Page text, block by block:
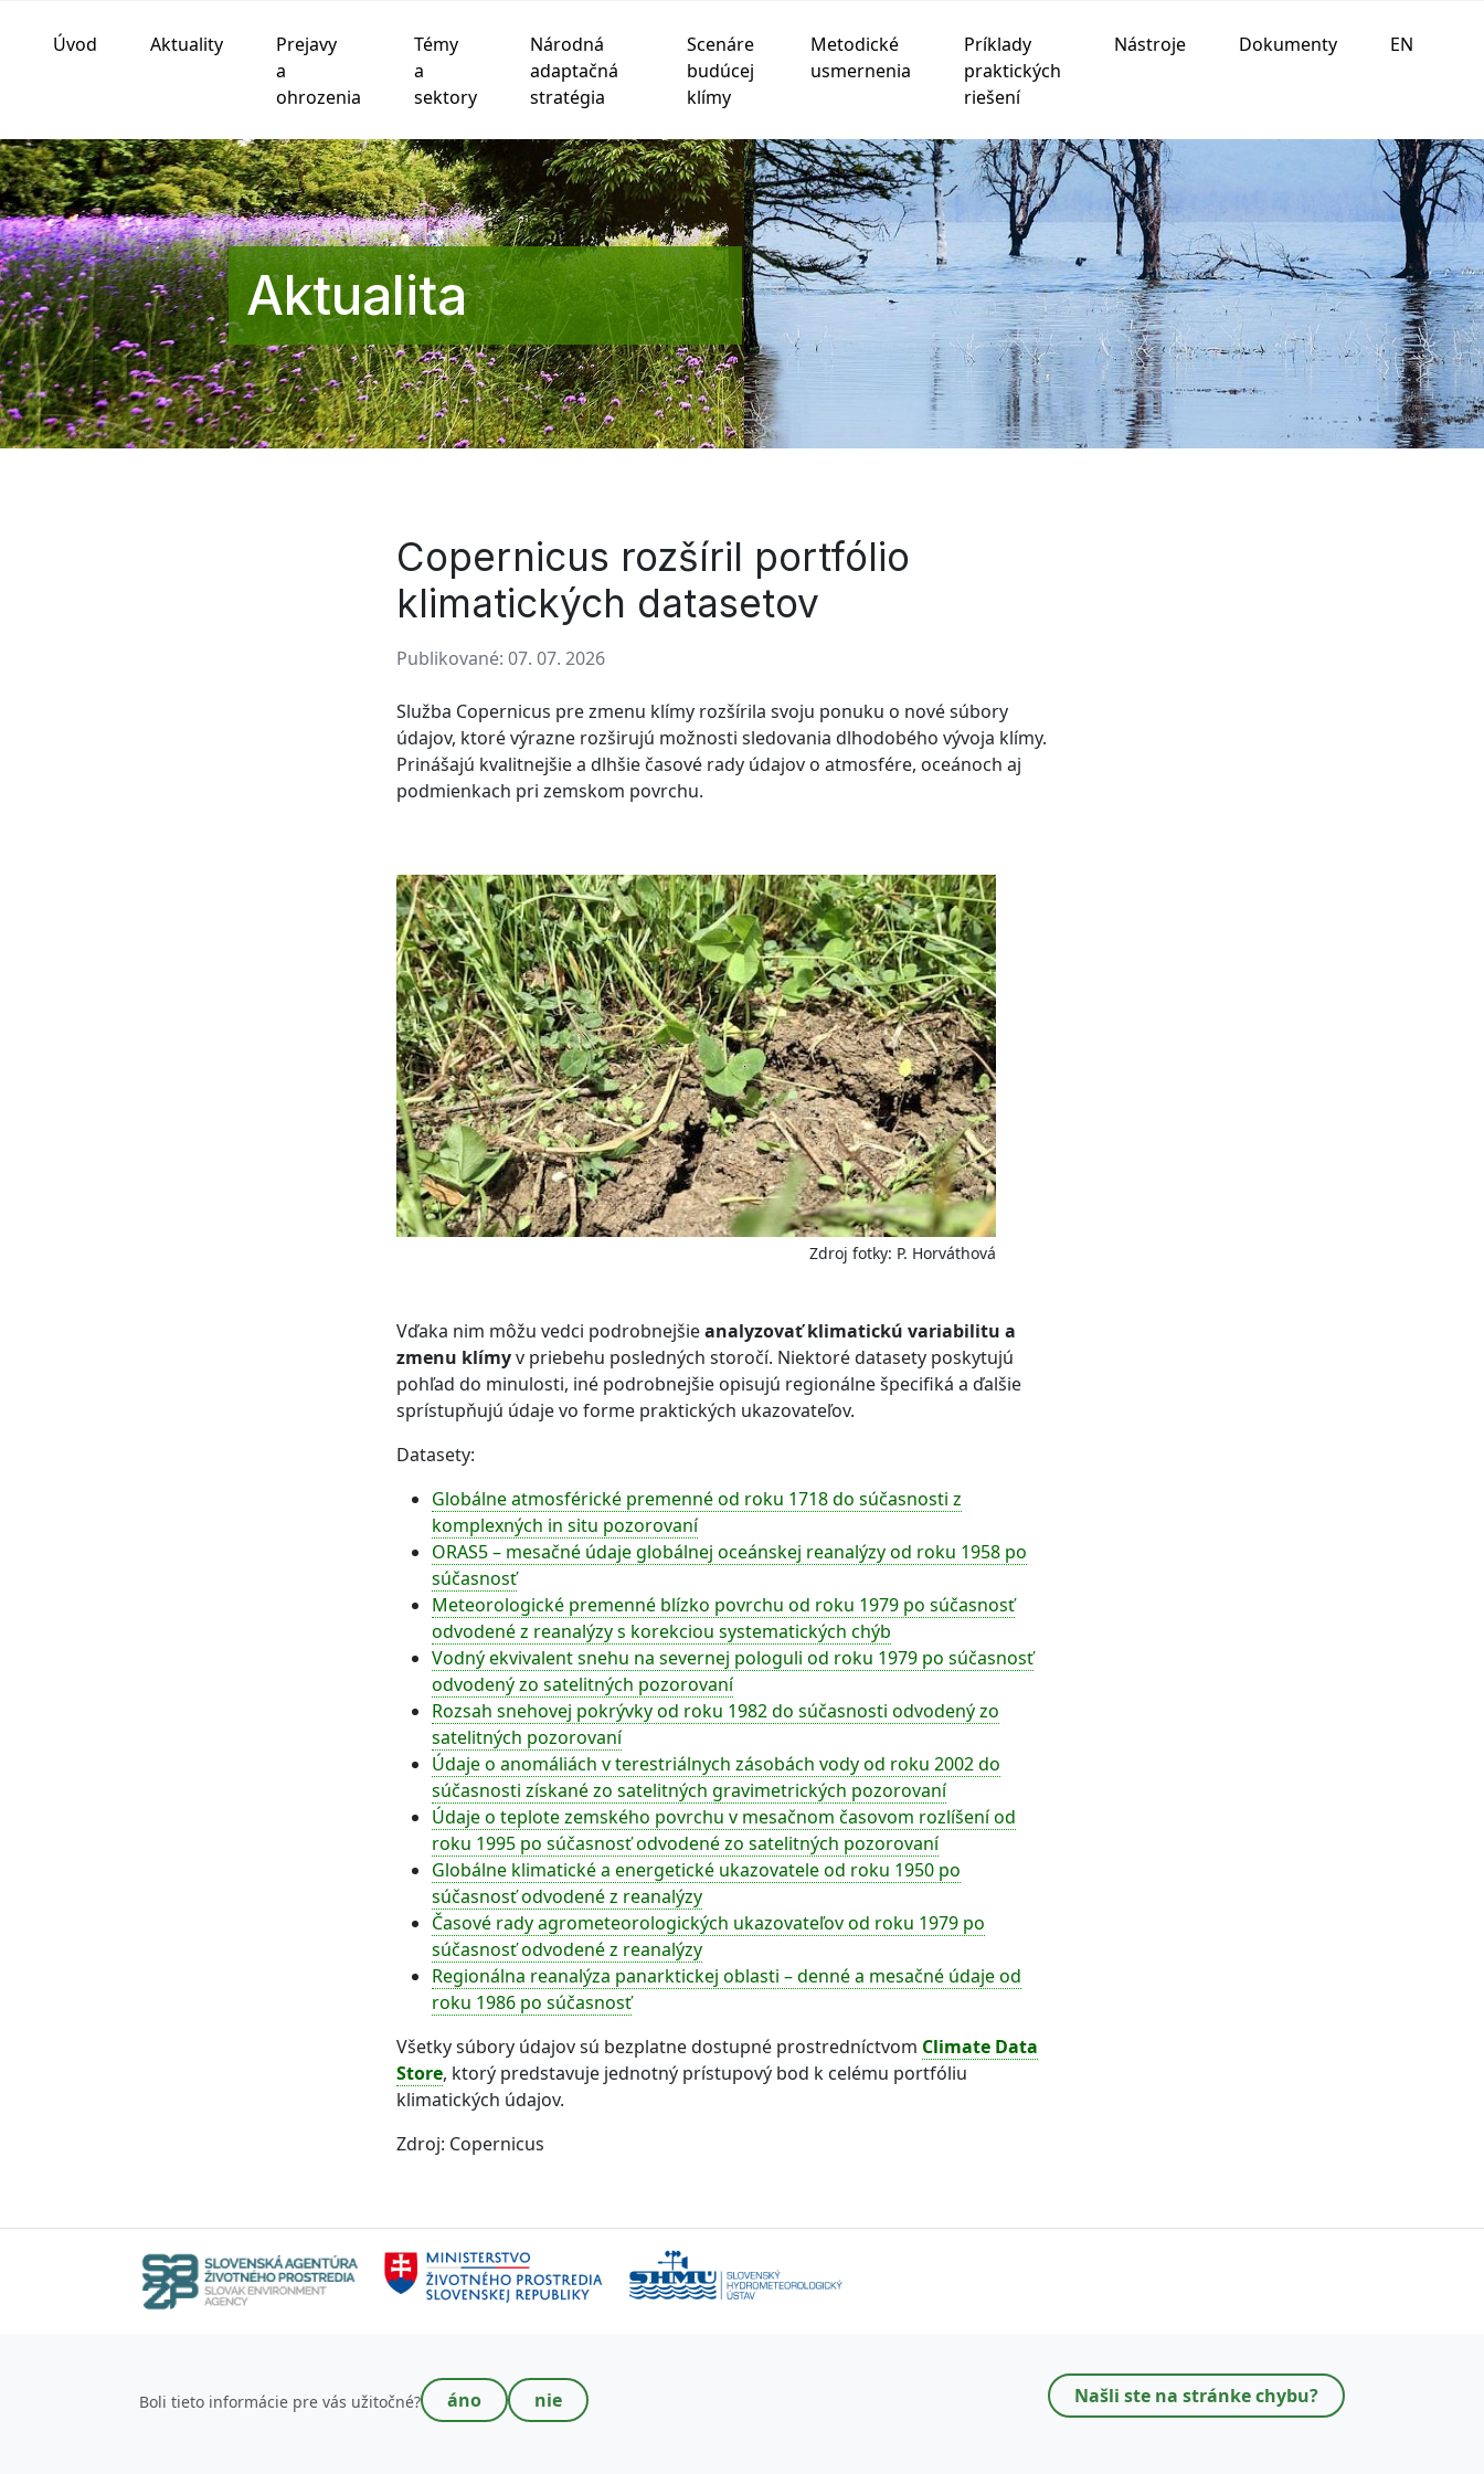
Používame cookies
funkčnosti webovej stránky,pre lepší zážitok na webe na meranie vášho záujmu o naše produkty a služby a na prispôsobenie marketingových interakcií
zobrazovanie reklám ktoré sú pre vás relevantnejšie.
Súhlasím Odmietam Zmeniť moje nastavenia
Úvod Aktuality
Prejavy
a
ohrozenia
Témy
a
sektory
Národná
adaptačná
stratégia
Scenáre
budúcej
klímy
Metodické
usmernenia
Príklady
praktických
riešení
Nástroje Dokumenty EN
Aktualita
Copernicus rozšíril portfólio
klimatických datasetov
Publikované: 07. 07. 2026
Služba Copernicus pre zmenu klímy rozšírila svoju ponuku o nové súbory
údajov, ktoré výrazne rozširujú možnosti sledovania dlhodobého vývoja klímy.
Prinášajú kvalitnejšie a dlhšie časové rady údajov o atmosfére, oceánoch aj
podmienkach pri zemskom povrchu.
Zdroj fotky: P. Horváthová
Vďaka nim môžu vedci podrobnejšieanalyzovať klimatickú variabilitu a
zmenu klímyv priebehu posledných storočí. Niektoré datasety poskytujú
pohľad do minulosti, iné podrobnejšie opisujú regionálne špecifiká a ďalšie
sprístupňujú údaje vo forme praktických ukazovateľov.
Datasety:
Globálne atmosférické premenné od roku 1718 do súčasnosti z
komplexných in situ pozorovaní
ORAS5 – mesačné údaje globálnej oceánskej reanalýzy od roku 1958 po
súčasnosť
Meteorologické premenné blízko povrchu od roku 1979 po súčasnosť
odvodené z reanalýzy s korekciou systematických chýb
Vodný ekvivalent snehu na severnej pologuli od roku 1979 po súčasnosť
odvodený zo satelitných pozorovaní
Rozsah snehovej pokrývky od roku 1982 do súčasnosti odvodený zo
satelitných pozorovaní
Údaje o anomáliách v terestriálnych zásobách vody od roku 2002 do
súčasnosti získané zo satelitných gravimetrických pozorovaní
Údaje o teplote zemského povrchu v mesačnom časovom rozlíšení od
roku 1995 po súčasnosť odvodené zo satelitných pozorovaní
Globálne klimatické a energetické ukazovatele od roku 1950 po
súčasnosť odvodené z reanalýzy
Časové rady agrometeorologických ukazovateľov od roku 1979 po
súčasnosť odvodené z reanalýzy
Regionálna reanalýza panarktickej oblasti – denné a mesačné údaje od
roku 1986 po súčasnosť
Všetky súbory údajov sú bezplatne dostupné prostredníctvom Climate Data
Store, ktorý predstavuje jednotný prístupový bod k celému portfóliu
klimatických údajov.
Zdroj: Copernicus
Boli tieto informácie pre vás užitočné? áno nie
Toto pole nevypĺňajte! Našli ste na stránke chybu?